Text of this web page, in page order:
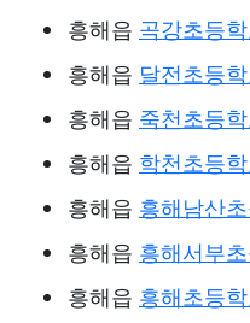
흥해읍 곡강초등
흥해읍 달전초등
흥해읍 죽천초등
흥해읍 학천초등
흥해읍 흥해남산
흥해읍 흥해서부
흥해읍 흥해초등